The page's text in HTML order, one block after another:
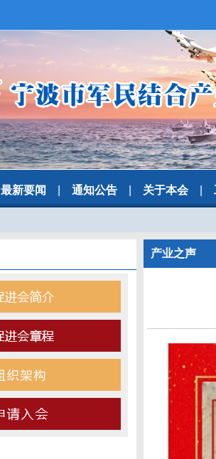
最新要闻 通知公告| 关于本会|
产业之声